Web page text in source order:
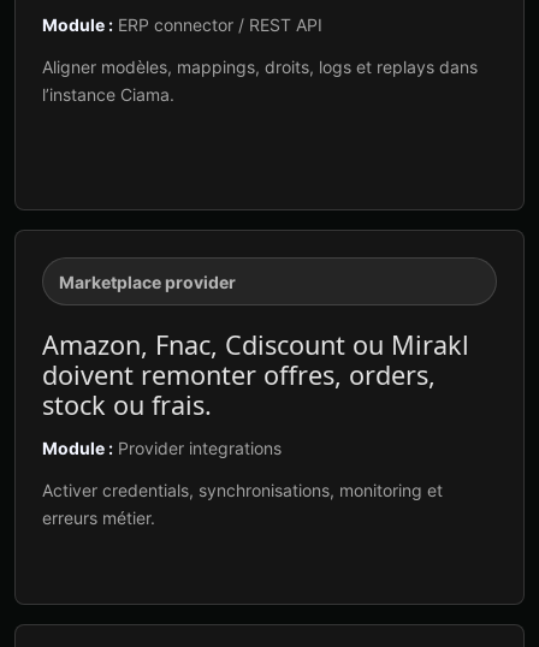
Module : ERP connector / REST API
Aligner modèles, mappings, droits, logs et replays dans
l’instance Ciama.
Marketplace provider
Amazon, Fnac, Cdiscount ou Mirakl
doivent remonter offres, orders,
stock ou frais.
Module : Provider integrations
Activer credentials, synchronisations, monitoring et
erreurs métier.